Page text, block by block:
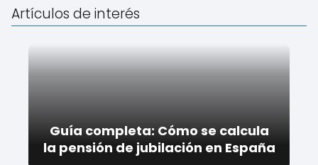
Artículos de interés
Guía completa: Cómo se calcula
la pensión de jubilación en España